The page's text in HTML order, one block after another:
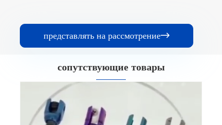
представлять на рассмотрение
сопутствующие товары